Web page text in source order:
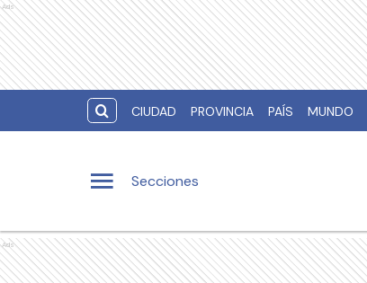
Ads
CIUDAD PROVINCIA PAÍS MUNDO
Secciones
Ads